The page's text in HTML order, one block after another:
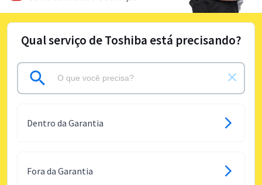
Qual serviço de Toshiba está precisando?
Dentro da Garantia
Fora da Garantia